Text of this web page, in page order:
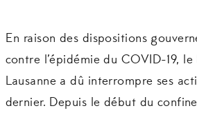
En raison des dispositions
contre l’épidémie du COVID-19,
Lausanne a dû interrompre ses
dernier. Depuis le début du